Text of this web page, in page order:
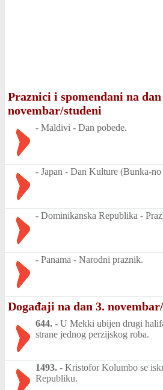
Praznici i spomendani na dan
novembar/studeni
- Maldivi - Dan pobede.
- Japan - Dan Kulture (Bunka-
- Dominikanska Republika -
- Panama - Narodni praznik.
Događaji na dan 3.
644. - U Mekki ubijen drugi
strane jednog perzijskog roba.
1493. - Kristofor Kolumbo se
Republiku.